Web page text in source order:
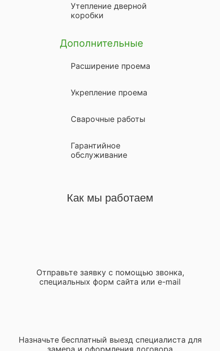
Утепление дверной
коробки
Дополнительные
Расширение проема
Укрепление проема
Сварочные работы
Гарантийное
обслуживание
Как мы работаем
Отправьте заявку с помощью звонка,
специальных форм сайта или e-mail
Назначьте бесплатный выезд специалиста для
замера и оформления договора